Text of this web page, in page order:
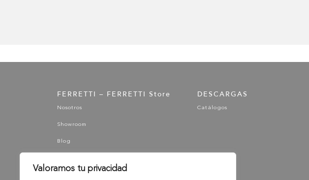
Valoramos tu privacidad
FERRETTI – FERRETTI Store
Nosotros
Showroom
Blog
DESCARGAS
Catálogos